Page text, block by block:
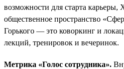
возможности для старта карьеры,
общественное пространство
Горького — это коворкинг и
лекций, тренировок и вечеринок.
Метрика «Голос сотрудника».